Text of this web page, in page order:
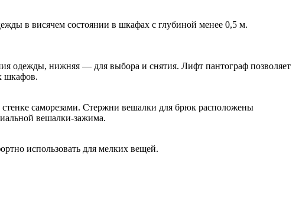
в висячем состоянии в шкафах с глубиной менее 0,5 м.
одежды, нижняя — для выбора и снятия. Лифт пантограф позволяет
шкафов.
саморезами. Стержни вешалки для брюк расположены
вешалки-зажима.
использовать для мелких вещей.